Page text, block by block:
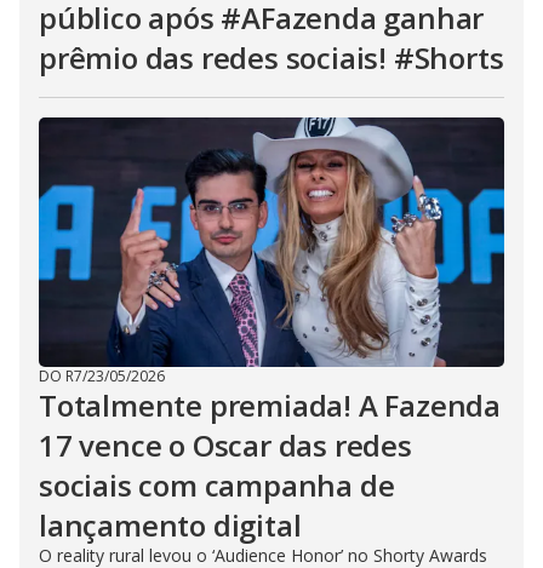
público após #AFazenda ganhar
prêmio das redes sociais! #Shorts
DO R7/23/05/2026
Totalmente premiada! A Fazenda
17 vence o Oscar das redes
sociais com campanha de
lançamento digital
O reality rural levou o ‘Audience Honor’ no Shorty Awards